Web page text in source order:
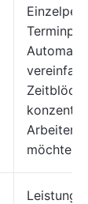
Arbeiten
möchten